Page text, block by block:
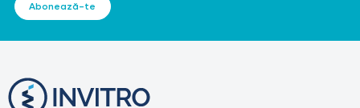
Abonează-te